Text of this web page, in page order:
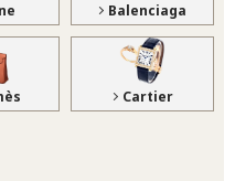
Balenciaga
Cartier